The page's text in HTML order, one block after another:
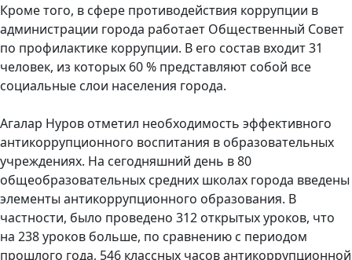
Кроме того, в сфере противодействия коррупции в
администрации города работает Общественный Совет
по профилактике коррупции. В его состав входит 31
человек, из которых 60 % представляют собой все
социальные слои населения города.
Агалар Нуров отметил необходимость эффективного
антикоррупционного воспитания в образовательных
учреждениях. На сегодняшний день в 80
общеобразовательных средних школах города введены
элементы антикоррупционного образования. В
частности, было проведено 312 открытых уроков, что
на 238 уроков больше, по сравнению с периодом
прошлого года, 546 классных часов антикоррупционной